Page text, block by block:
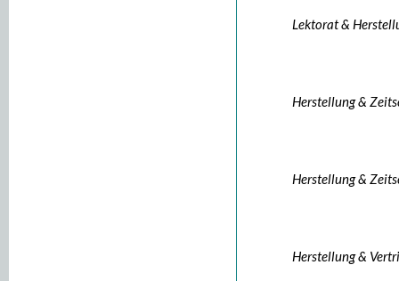
Lektorat &
Herstellung &
Herstellung &
Herstellung &